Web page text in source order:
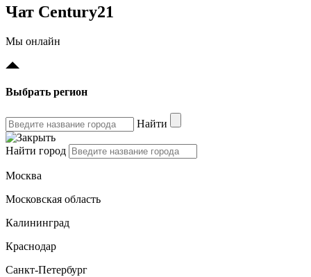
Чат Century21
Мы онлайн
Выбрать регион
Найти
Найти город
Москва
Московская область
Калининград
Краснодар
Санкт-Петербург